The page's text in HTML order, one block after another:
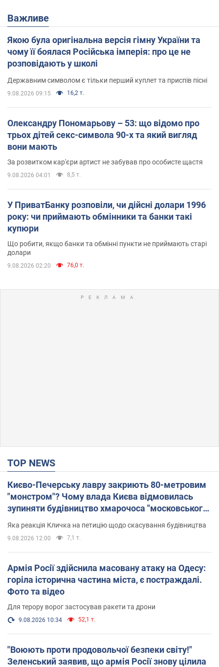
Важливе
Якою була оригінальна версія гімну України та
чому її боялася Російська імперія: про це не
розповідають у школі
Державним символом є тільки перший куплет та приспів пісні
9.08.2026 09:15 16,2 т.
Олександру Пономарьову – 53: що відомо про
трьох дітей секс-символа 90-х та який вигляд
вони мають
За розвитком кар'єри артист не забував про особисте щастя
9.08.2026 04:01 8,5 т.
У ПриватБанку розповіли, чи дійсні долари 1996
року: чи приймають обмінники та банки такі
купюри
Що робити, якщо банки та обмінні пункти не приймають старі
долари
9.08.2026 02:20 76,0 т.
TOP NEWS
Києво-Печерську лавру закриють 80-метровим
"монстром"? Чому влада Києва відмовилась
зупиняти будівництво хмарочоса "московського
вірянина"
Яка реакція Кличка на петицію щодо скасування будівництва
9.08.2026 12:00 7,1 т.
Армія Росії здійснила масовану атаку на Одесу:
горіла історична частина міста, є постраждалі.
Фото та відео
Для терору ворог застосував ракети та дрони
9.08.2026 10:34 52,1 т.
"Воюють проти продовольчої безпеки світу!"
Зеленський заявив, що армія Росії знову цілила